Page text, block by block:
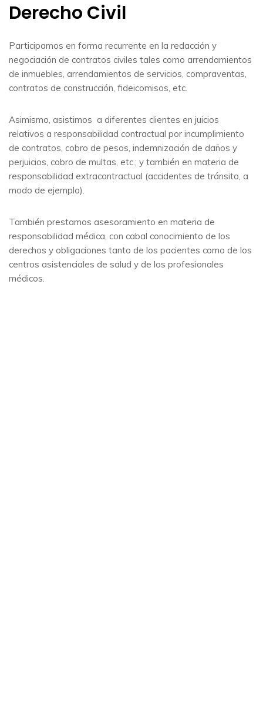
Derecho Civil
Participamos en forma recurrente en la redacción y
negociación de contratos civiles tales como arrendamientos
de inmuebles, arrendamientos de servicios, compraventas,
contratos de construcción, fideicomisos, etc.
Asimismo, asistimos a diferentes clientes en juicios
relativos a responsabilidad contractual por incumplimiento
de contratos, cobro de pesos, indemnización de daños y
perjuicios, cobro de multas, etc.; y también en materia de
responsabilidad extracontractual (accidentes de tránsito, a
modo de ejemplo).
También prestamos asesoramiento en materia de
responsabilidad médica, con cabal conocimiento de los
derechos y obligaciones tanto de los pacientes como de los
centros asistenciales de salud y de los profesionales
médicos.